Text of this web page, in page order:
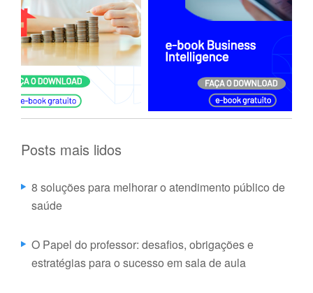
Posts mais lidos
8 soluções para melhorar o atendimento público de
saúde
O Papel do professor: desafios, obrigações e
estratégias para o sucesso em sala de aula